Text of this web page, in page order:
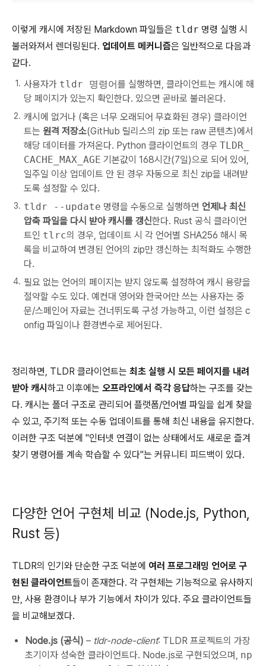
이렇게 캐시에 저장된 Markdown 파일들은 tldr 명령 실행 시
불러와져서 렌더링된다. 업데이트 메커니즘은 일반적으로 다음과
같다.
사용자가 tldr 명령어를 실행하면, 클라이언트는 캐시에 해
당 페이지가 있는지 확인한다. 있으면 곧바로 불러온다.
캐시에 없거나 (혹은 너무 오래되어 무효화된 경우) 클라이언
트는 원격 저장소(GitHub 릴리스의 zip 또는 raw 콘텐츠)에서
해당 데이터를 가져온다. Python 클라이언트의 경우 TLDR_
CACHE_MAX_AGE 기본값이 168시간(7일)으로 되어 있어,
일주일 이상 업데이트 안 된 경우 자동으로 최신 zip을 내려받
도록 설정할 수 있다.
tldr --update 명령을 수동으로 실행하면 언제나 최신
압축 파일을 다시 받아 캐시를 갱신한다. Rust 공식 클라이언
트인 tlrc의 경우, 업데이트 시 각 언어별 SHA256 해시 목
록을 비교하여 변경된 언어의 zip만 갱신하는 최적화도 수행한
다.
필요 없는 언어의 페이지는 받지 않도록 설정하여 캐시 용량을
절약할 수도 있다. 예컨대 영어와 한국어만 쓰는 사용자는 중
문/스페인어 자료는 건너뛰도록 구성 가능하고, 이런 설정은 c
onfig 파일이나 환경변수로 제어된다.
정리하면, TLDR 클라이언트는 최초 실행 시 모든 페이지를 내려
받아 캐시 하고 이후에는 오프라인에서 즉각 응답하는 구조를 갖는
다. 캐시는 폴더 구조로 관리되어 플랫폼/언어별 파일을 쉽게 찾을
수 있고, 주기적 또는 수동 업데이트를 통해 최신 내용을 유지한다.
이러한 구조 덕분에 "인터넷 연결이 없는 상태에서도 새로운 즐겨
찾기 명령어를 계속 학습할 수 있다"는 커뮤니티 피드백이 있다.
다양한 언어 구현체 비교 (Node.js, Python,
Rust 등)
TLDR의 인기와 단순한 구조 덕분에 여러 프로그래밍 언어로 구
현된 클라이언트들이 존재한다. 각 구현체는 기능적으로 유사하지
만, 사용 환경이나 부가 기능에서 차이가 있다. 주요 클라이언트들
을 비교해보겠다.
Node.js (공식) – tldr-node-client: TLDR 프로젝트의 가장
초기이자 성숙한 클라이언트다. Node.js로 구현되었으며, np